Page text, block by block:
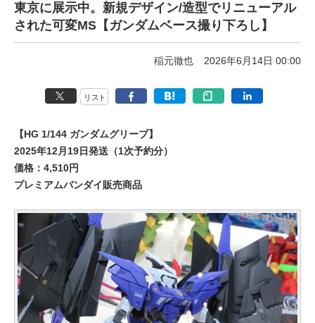
東京に展示中。新規デザイン/造型でリニューアル
された可変MS【ガンダムベース撮り下ろし】
稲元徹也 2026年6月14日 00:00
リスト
【HG 1/144 ガンダムグリープ】
2025年12月19日発送（1次予約分）
価格：4,510円
プレミアムバンダイ販売商品